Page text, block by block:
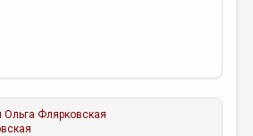
Ольга Флярковская